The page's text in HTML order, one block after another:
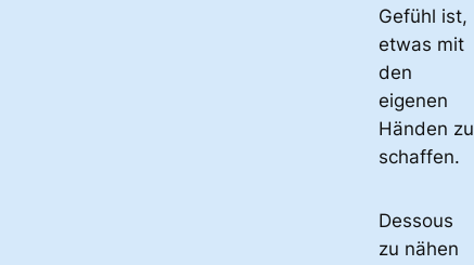
Gefühl ist,
etwas mit
den
eigenen
Händen zu
schaffen.
Dessous
zu nähen